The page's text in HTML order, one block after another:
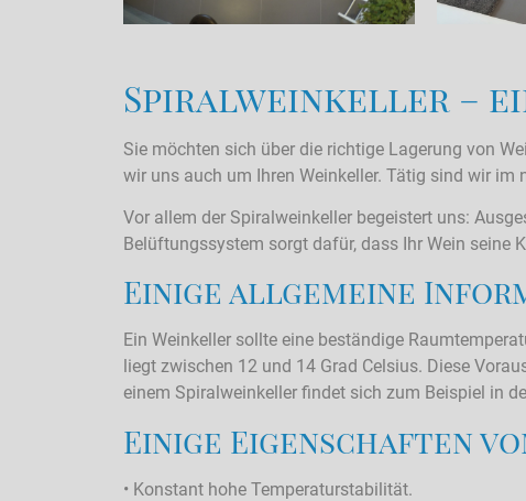
Spiralweinkeller –
Sie möchten sich über die richtige Lagerung von
wir uns auch um Ihren Weinkeller. Tätig sind wir
Vor allem der Spiralweinkeller begeistert uns:
Belüftungssystem sorgt dafür, dass Ihr Wein seine
Einige allgemeine
Ein Weinkeller sollte eine beständige
liegt zwischen 12 und 14 Grad Celsius. Diese
einem Spiralweinkeller findet sich zum Beispiel in
Einige Eigenschaften
• Konstant hohe Temperaturstabilität.